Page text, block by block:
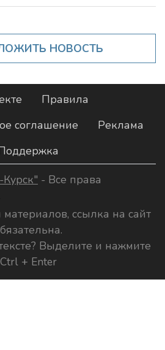
НОВОСТЬ
Правила
соглашение
Реклама
- Все права
ссылка на сайт
Выделите и нажмите
Ctrl + Enter